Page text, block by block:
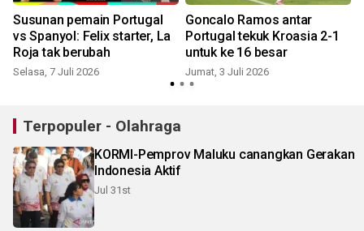
Susunan pemain Portugal
vs Spanyol: Felix starter, La
Roja tak berubah
Selasa, 7 Juli 2026
Goncalo Ramos antar
Portugal tekuk Kroasia 2-1
untuk ke 16 besar
Jumat, 3 Juli 2026
Terpopuler - Olahraga
KORMI-Pemprov Maluku canangkan Gerakan
Indonesia Aktif
Jul 31st